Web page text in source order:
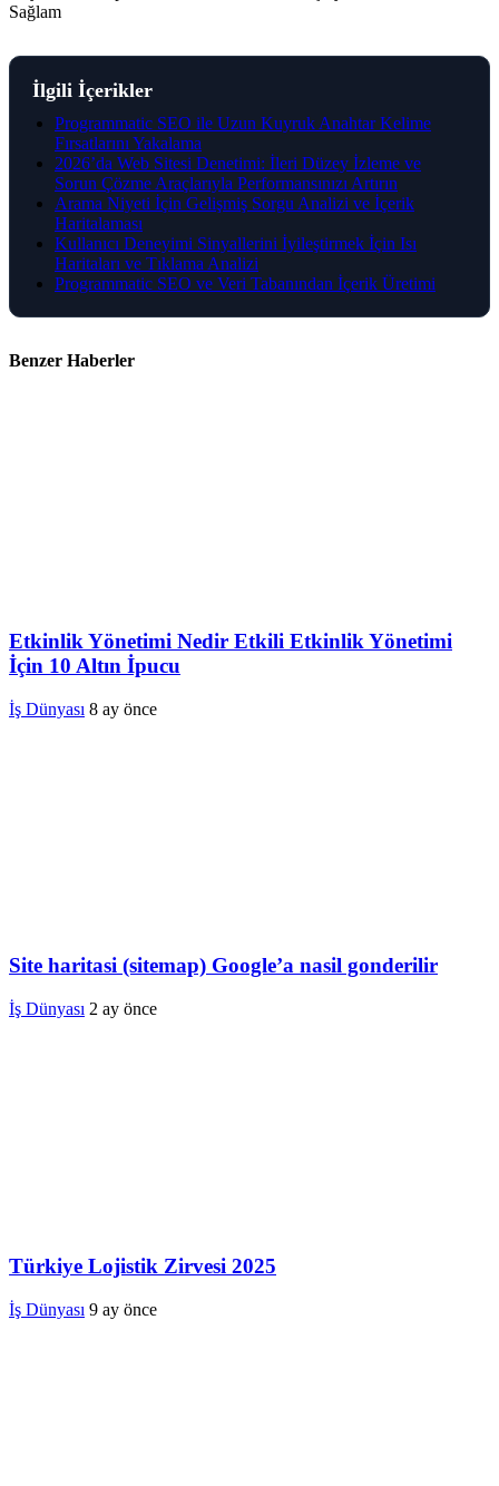
Sağlam
İlgili İçerikler
Programmatic SEO ile Uzun Kuyruk Anahtar Kelime
Fırsatlarını Yakalama
2026’da Web Sitesi Denetimi: İleri Düzey İzleme ve
Sorun Çözme Araçlarıyla Performansınızı Artırın
Arama Niyeti İçin Gelişmiş Sorgu Analizi ve İçerik
Haritalaması
Kullanıcı Deneyimi Sinyallerini İyileştirmek İçin Isı
Haritaları ve Tıklama Analizi
Programmatic SEO ve Veri Tabanından İçerik Üretimi
Benzer Haberler
Etkinlik Yönetimi Nedir Etkili Etkinlik Yönetimi
İçin 10 Altın İpucu
İş Dünyası 8 ay önce
Site haritasi (sitemap) Google’a nasil gonderilir
İş Dünyası 2 ay önce
Türkiye Lojistik Zirvesi 2025
İş Dünyası 9 ay önce